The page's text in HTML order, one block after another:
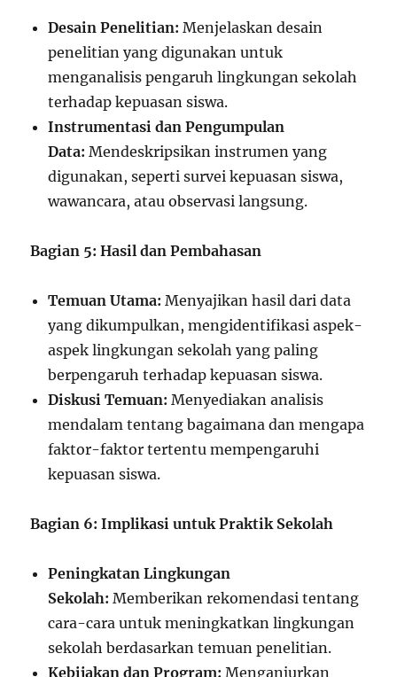
Desain Penelitian: Menjelaskan desain
penelitian yang digunakan untuk
menganalisis pengaruh lingkungan sekolah
terhadap kepuasan siswa.
Instrumentasi dan Pengumpulan
Data: Mendeskripsikan instrumen yang
digunakan, seperti survei kepuasan siswa,
wawancara, atau observasi langsung.
Bagian 5: Hasil dan Pembahasan
Temuan Utama: Menyajikan hasil dari data
yang dikumpulkan, mengidentifikasi aspek-
aspek lingkungan sekolah yang paling
berpengaruh terhadap kepuasan siswa.
Diskusi Temuan: Menyediakan analisis
mendalam tentang bagaimana dan mengapa
faktor-faktor tertentu mempengaruhi
kepuasan siswa.
Bagian 6: Implikasi untuk Praktik Sekolah
Peningkatan Lingkungan
Sekolah: Memberikan rekomendasi tentang
cara-cara untuk meningkatkan lingkungan
sekolah berdasarkan temuan penelitian.
Kebijakan dan Program: Menganjurkan